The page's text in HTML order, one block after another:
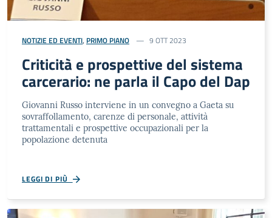
NOTIZIE ED EVENTI, PRIMO PIANO 9 OTT 2023
Criticità e prospettive del sistema
carcerario: ne parla il Capo del Dap
Giovanni Russo interviene in un convegno a Gaeta su
sovraffollamento, carenze di personale, attività
trattamentali e prospettive occupazionali per la
popolazione detenuta
LEGGI DI PIÙ